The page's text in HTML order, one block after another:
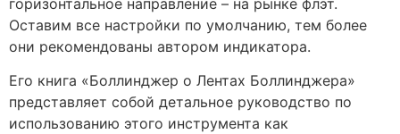
Оставим все настройки по умолчанию, тем более
они рекомендованы автором индикатора.
Его книга «Боллинджер о Лентах Боллинджера»
представляет собой детальное руководство по
использованию этого инструмента как